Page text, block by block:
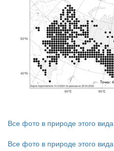
Все фото в природе этого вида
Все фото в природе этого вида